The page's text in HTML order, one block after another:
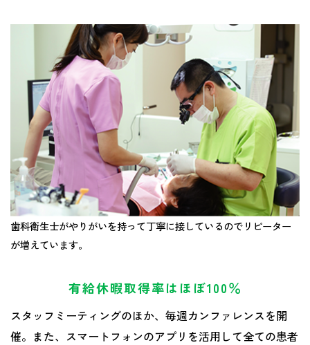
歯科衛生士がやりがいを持って丁寧に接しているのでリピーター
が増えています。
有給休暇取得率はほぼ100％
スタッフミーティングのほか、毎週カンファレンスを開
催。また、スマートフォンのアプリを活用して全ての患者